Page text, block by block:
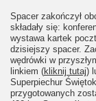
Spacer zakończył
składały się:
wystawa kartek
dzisiejszy spacer.
wędrówki w
linkiem (kliknij tutaj)
Superpiechur
przygotowanych